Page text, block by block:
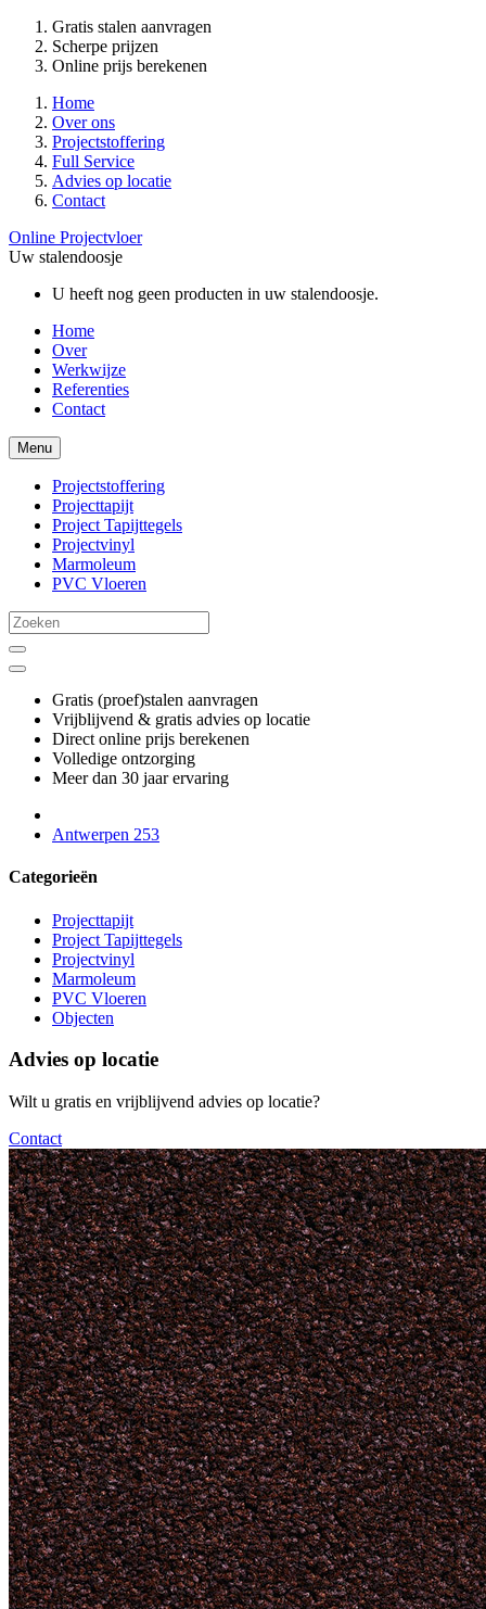
Gratis stalen aanvragen
Scherpe prijzen
Online prijs berekenen
Home
Over ons
Projectstoffering
Full Service
Advies op locatie
Contact
Online Projectvloer
Uw stalendoosje
U heeft nog geen producten in uw stalendoosje.
Home
Over
Werkwijze
Referenties
Contact
Menu
Projectstoffering
Projecttapijt
Project Tapijttegels
Projectvinyl
Marmoleum
PVC Vloeren
Gratis (proef)stalen aanvragen
Vrijblijvend & gratis advies op locatie
Direct online prijs berekenen
Volledige ontzorging
Meer dan 30 jaar ervaring
Antwerpen 253
Categorieën
Projecttapijt
Project Tapijttegels
Projectvinyl
Marmoleum
PVC Vloeren
Objecten
Advies op locatie
Wilt u gratis en vrijblijvend advies op locatie?
Contact